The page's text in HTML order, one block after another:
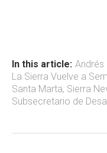
ok p
p
In this article: Andrés
La Sierra Vuelve a
Santa Marta, Sierra
Subsecretario de